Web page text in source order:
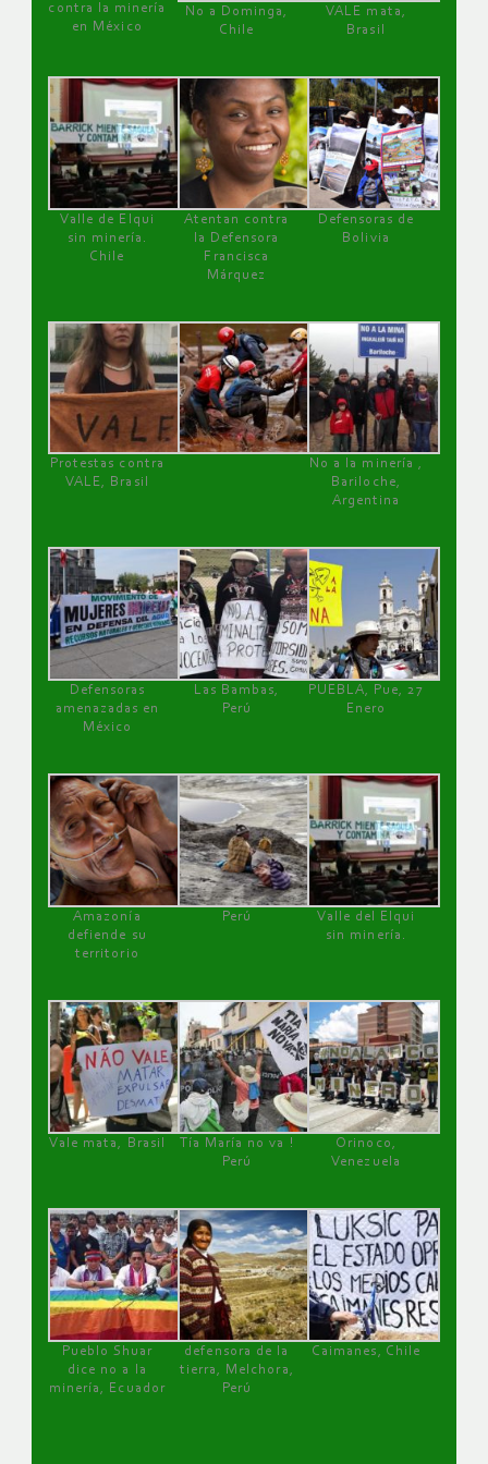
contra la minería
en México
No a Dominga,
Chile
VALE mata,
Brasil
Valle de Elqui
sin minería.
Chile
Atentan contra
la Defensora
Francisca
Márquez
Defensoras de
Bolivia
Protestas contra
VALE, Brasil
No a la minería ,
Bariloche,
Argentina
Defensoras
amenazadas en
México
Las Bambas,
Perú
PUEBLA, Pue, 27
Enero
Amazonía
defiende su
territorio
Perú
Valle del Elqui
sin minería.
Vale mata, Brasil
Tía María no va !
Perú
Orinoco,
Venezuela
Pueblo Shuar
dice no a la
minería, Ecuador
defensora de la
tierra, Melchora,
Perú
Caimanes, Chile